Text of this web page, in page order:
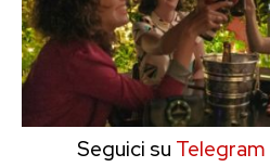
Seguici su Telegram